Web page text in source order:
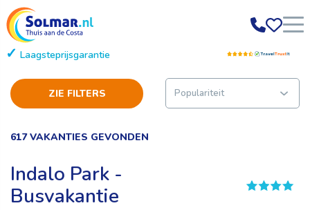
Laagsteprijsgarantie Gratis annuleren
ZIE FILTERS
617 VAKANTIES GEVONDEN
Indalo Park -
Busvakantie